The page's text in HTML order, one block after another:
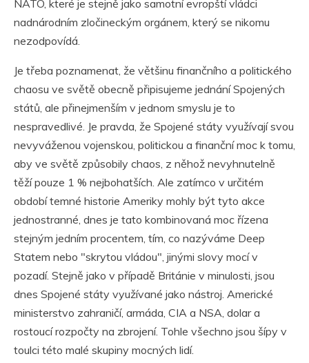
NATO, které je stejně jako samotní evropští vládci
nadnárodním zločineckým orgánem, který se nikomu
nezodpovídá.
Je třeba poznamenat, že většinu finančního a politického
chaosu ve světě obecně připisujeme jednání Spojených
států, ale přinejmenším v jednom smyslu je to
nespravedlivé. Je pravda, že Spojené státy využívají svou
nevyváženou vojenskou, politickou a finanční moc k tomu,
aby ve světě způsobily chaos, z něhož nevyhnutelně
těží pouze 1 % nejbohatších. Ale zatímco v určitém
období temné historie Ameriky mohly být tyto akce
jednostranné, dnes je tato kombinovaná moc řízena
stejným jedním procentem, tím, co nazýváme Deep
Statem nebo "skrytou vládou", jinými slovy mocí v
pozadí. Stejně jako v případě Británie v minulosti, jsou
dnes Spojené státy využívané jako nástroj. Americké
ministerstvo zahraničí, armáda, CIA a NSA, dolar a
rostoucí rozpočty na zbrojení. Tohle všechno jsou šípy v
toulci této malé skupiny mocných lidí.